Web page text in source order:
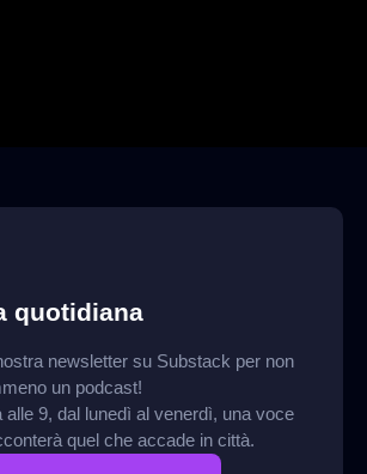
quotidiana
newsletter su Substack per non
un podcast!
alle 9, dal lunedì al venerdì, una voce
quel che accade in città.